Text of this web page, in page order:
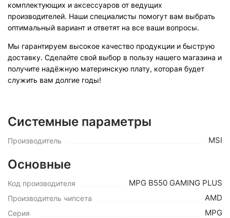
комплектующих и аксессуаров от ведущих
производителей. Наши специалисты помогут вам выбрать
оптимальный вариант и ответят на все ваши вопросы.
Мы гарантируем высокое качество продукции и быструю
доставку. Сделайте свой выбор в пользу нашего магазина и
получите надёжную материнскую плату, которая будет
служить вам долгие годы!
Системные параметры
Производитель MSI
Основные
Код производителя MPG B550 GAMING PLUS
Производитель чипсета AMD
Серия MPG